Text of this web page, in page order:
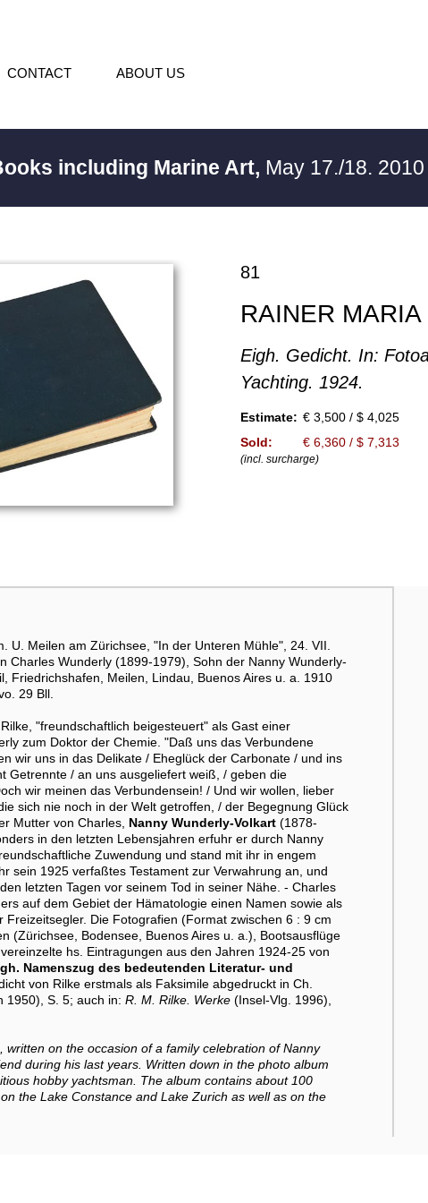
CONTACT ABOUT US
including Marine Art, May 17./18.
81
RAINER MARIA
Eigh. Gedicht. In:
Yachting. 1924.
Estimate: € 3,500 / $ 4,025
Sold:
€ 6,360 / $ 7,313
(incl. surcharge)
U. Meilen am Zürichsee, "In der Unteren Mühle", 24. VII.
Charles Wunderly (1899-1979), Sohn der Nanny Wunderly-
Friedrichshafen, Meilen, Lindau, Buenos Aires u. a. 1910
29 Bll.
"freundschaftlich beigesteuert" als Gast einer
zum Doktor der Chemie. "Daß uns das Verbundene
wir uns in das Delikate / Eheglück der Carbonate / und ins
Getrennte / an uns ausgeliefert weiß, / geben die
wir meinen das Verbundensein! / Und wir wollen, lieber
sich nie noch in der Welt getroffen, / der Begegnung Glück
Mutter von Charles, Nanny Wunderly-Volkart(1878-
in den letzten Lebensjahren erfuhr er durch Nanny
Zuwendung und stand mit ihr in engem
sein 1925 verfaßtes Testament zur Verwahrung an, und
letzten Tagen vor seinem Tod in seiner Nähe. - Charles
auf dem Gebiet der Hämatologie einen Namen sowie als
Die Fotografien (Format zwischen 6 : 9 cm
(Zürichsee, Bodensee, Buenos Aires u. a.), Bootsausflüge
hs. Eintragungen aus den Jahren 1924-25 von
Namenszug des bedeutenden Literatur- und
von Rilke erstmals als Faksimile abgedruckt in Ch.
1950), S. 5; auch in: R. M. Rilke. Werke (Insel-Vlg. 1996),
on the occasion of a family celebration of Nanny
during his last years. Written down in the photo album
hobby yachtsman. The album contains about 100
the Lake Constance and Lake Zurich as well as on the